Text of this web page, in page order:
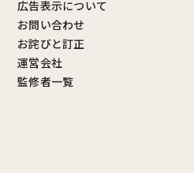
広告表示について
お問い合わせ
お詫びと訂正
運営会社
監修者一覧